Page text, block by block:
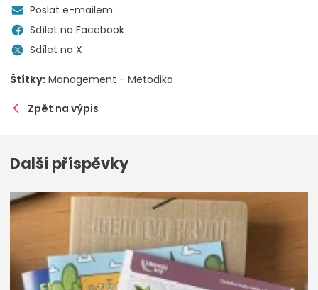
Poslat e-mailem
Sdílet na Facebook
Sdílet na X
Štítky: Management - Metodika
Zpět na výpis
Další příspěvky